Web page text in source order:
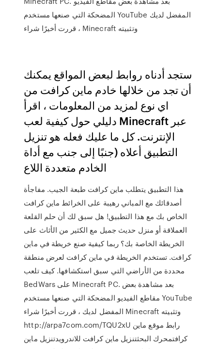
المضحكة التي صنعها مستخدم YouTube المفضل لديك
، قررت أخيرًا شراء Minecraft وتثبيته
ستجد أدناه روابط لبعض المواقع يمكنك
أن تجد من خلالها خادم ماين كرافت من
اي نوع لمزيد من المعلومات ، اقرأ
دليلي حول كيفية لعب Minecraft عبر
الإنترنت. كل ما عليك فعله هو تنزيل
التطبيق أعلاه (جنبًا إلى جنب مع أداة
الخادم متعددة اللاع
هذا التطبيق يتطلب ماين كرافت طبعة الجيب. مفاجأة
أصدقائك مع المباني رهيبة على الخرائط ماين كرافت
الخاص بك مع هذا التطبيق! هل سبق لك أن حلم القلعة
العملاقة أو منزل حديث جميل مع الكثير من الأثاث على
الخريطة الخاصة بك؟ ربما كيفية صنع خريطة في ماين
كرافت. تستخدم الخريطة في ماين كرافت لعرض منطقة
محددة من الأراضي التي سبق استكشافها. كيف تلعب
BedWars على Minecraft PC. بعد مشاهدة بعض
مقاطع الفيديو المضحكة التي صنعها مستخدم YouTube
المفضل لديك ، قررت أخيرًا شراء Minecraft وتثبيته
http://arpa7com.com/TQU2xU رابط موقع ماين
كرافتمحرك البحثتنزيل ماين كرافت للاندرويدتنزيل ماين